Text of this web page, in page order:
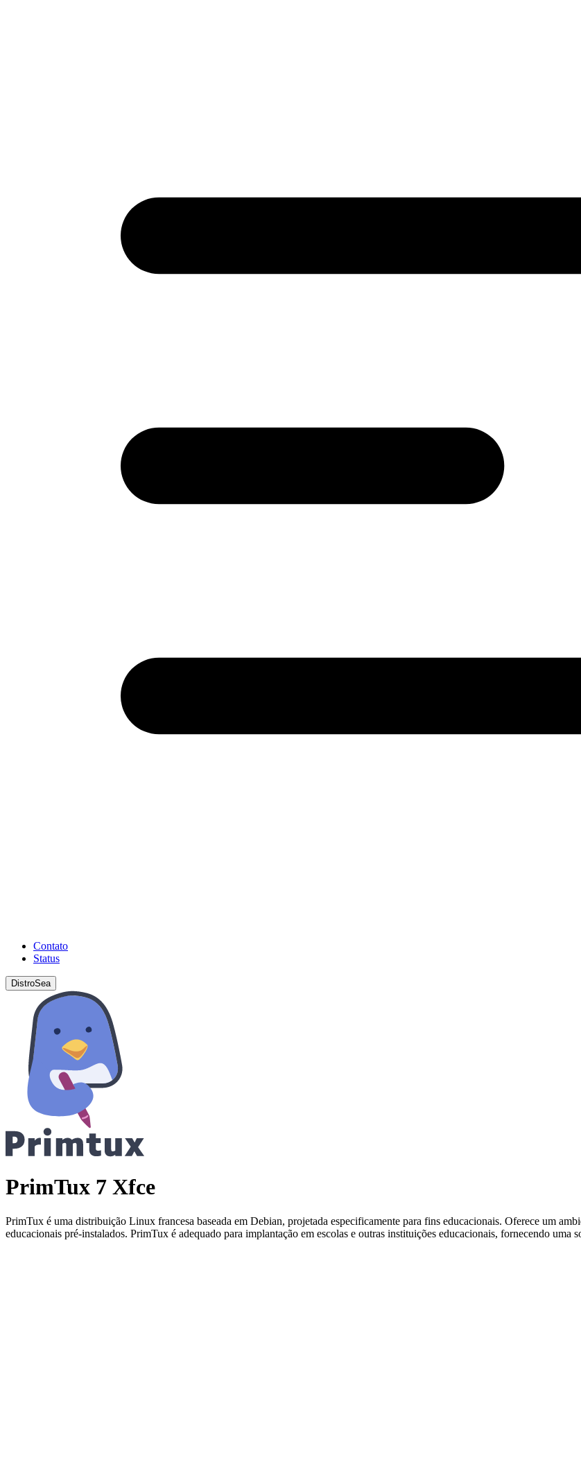
Contato
Status
DistroSea
PrimTux 7 Xfce
PrimTux é uma distribuição Linux francesa baseada em Debian, projetada especificamente para fins educacionais. Oferece um
educacionais pré-instalados. PrimTux é adequado para implantação em escolas e outras instituições educacionais, fornecendo uma